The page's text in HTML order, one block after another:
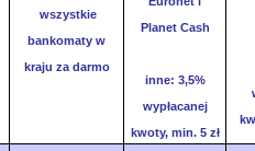
wszystkie
bankomaty w
kraju za darmo
Planet Cash
inne: 3,5%
wypłacanej
kwoty, min. 5 zł